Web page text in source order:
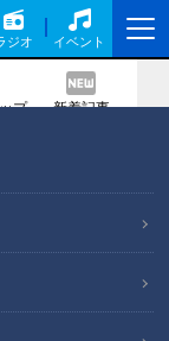
ジオ イベント
プ 新着記事
授する